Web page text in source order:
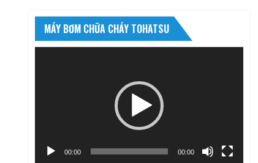
MÁY BƠM CHỮA CHÁY TOHATSU
00:00 00:00